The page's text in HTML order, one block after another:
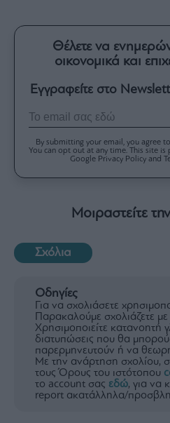
Θέλετε να
οικονομικά και
Εγγραφείτε στο
By submitting your email, you agree
You can opt out at any time. This site is
Google Privacy Policy and
Μοιραστείτε
Σχόλια
Οδηγίες
Για να σχολιάσετε
Παρακαλούμε σχολιάζετε
Χρησιμοποιείτε κατανοητή
διατυπώσεις που θα
παρερμηνευτούν ή να
Με την ανάρτηση σχολίου,
τους Όρους του ιστότοπου
το account σας εδώ, για να
report ακατάλληλα/